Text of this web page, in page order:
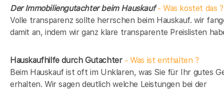
Der Immobiliengutachter beim Hauskauf- Was kostet das ?
Volle transparenz sollte herrschen beim Hauskauf. wir
damit an, indem wir ganz klare transparente Preislisten
Hauskaufhilfe durch Gutachter- Was ist enthalten ?
Beim Hauskauf ist oft im Unklaren, was Sie für Ihr gutes
erhalten. Wir sagen deutlich welche Leistungen bei der